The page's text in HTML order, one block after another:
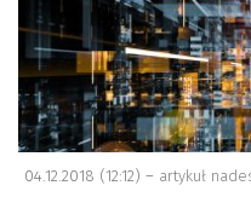
04.12.2018 (12:12) – artykuł